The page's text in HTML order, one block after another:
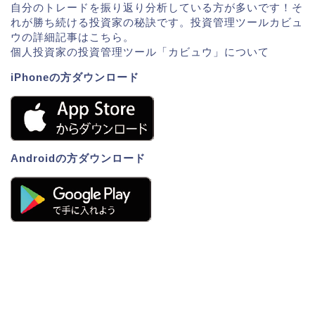
自分のトレードを振り返り分析している方が多いです！そ
れが勝ち続ける投資家の秘訣です。投資管理ツールカビュ
ウの詳細記事はこちら。
個人投資家の投資管理ツール「カビュウ」について
iPhoneの方ダウンロード
Androidの方ダウンロード